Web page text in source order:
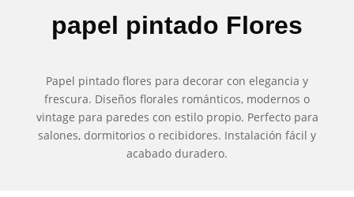
papel pintado Flores
Papel pintado flores para decorar con elegancia y
frescura. Diseños florales románticos, modernos o
vintage para paredes con estilo propio. Perfecto para
salones, dormitorios o recibidores. Instalación fácil y
acabado duradero.